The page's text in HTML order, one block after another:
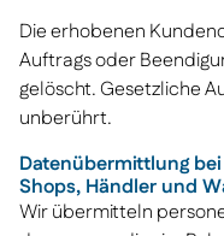
Die erhobenen
Auftrags oder
gelöscht. Gesetzliche
unberührt.
Datenübermittlung
Shops, Händler und
Wir übermitteln